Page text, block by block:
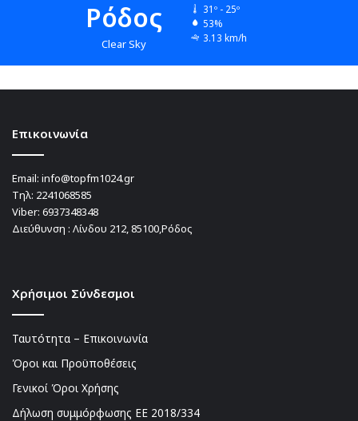
Ρόδος
Clear Sky
31º - 25º
53%
3.13 km/h
Επικοινωνία
Email: info@topfm1024.gr
Τηλ: 2241068585
Viber: 6937348348
Διεύθυνση : Λίνδου 212, 85100,Ρόδος
Χρήσιμοι Σύνδεσμοι
Ταυτότητα – Επικοινωνία
Όροι και Προϋποθέσεις
Γενικοί Όροι Χρήσης
Δήλωση συμμόρφωσης ΕΕ 2018/334